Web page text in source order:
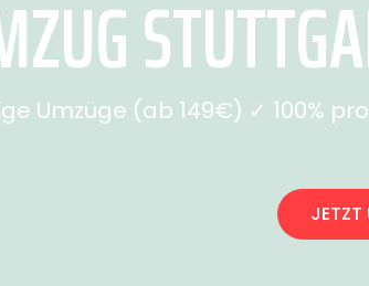
Umzüge (ab 149€) ✓ 100%
JETZT